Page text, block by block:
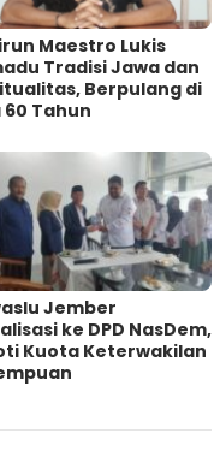
Maestro Lukis
Tradisi Jawa dan
Berpulang di
60 Tahun
Jember
ke DPD NasDem,
Kuota Keterwakilan